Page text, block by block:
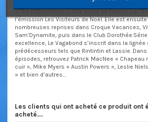
Le Vagabond est une série canadienne, connue
« The Littlest Hobo ». Elle arrive en France sur
l’émission Les Visiteurs de Noël. Elle est
nombreuses reprises dans Croque Vacances,
Sam’Dynamite, puis dans le Club
excellence, Le Vagabond s’inscrit dans la
prédécesseurs tels que Rintintin et Lassie.
épisodes, retrouvez Patrick MacNee « Chapeau
cuir », Mike Myers « Austin Powers », Leslie
» et bien d’autres…
Les clients qui ont acheté ce produit ont
acheté...